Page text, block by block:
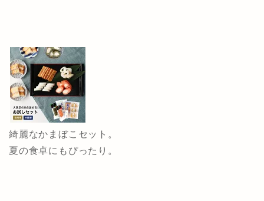
綺麗なかまぼこセット。
夏の食卓にもぴったり。